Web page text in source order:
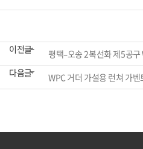
이전글
평택–오송 2복선화 제5공구
다음글
WPC 거더 가설용 런쳐 가